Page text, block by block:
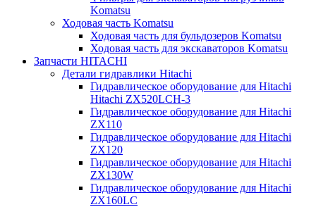
Komatsu
Ходовая часть Komatsu
Ходовая часть для бульдозеров Komatsu
Ходовая часть для экскаваторов Komatsu
Запчасти HITACHI
Детали гидравлики Hitachi
Гидравлическое оборудование для Hitachi
Hitachi ZX520LCH-3
Гидравлическое оборудование для Hitachi
ZX110
Гидравлическое оборудование для Hitachi
ZX120
Гидравлическое оборудование для Hitachi
ZX130W
Гидравлическое оборудование для Hitachi
ZX160LC